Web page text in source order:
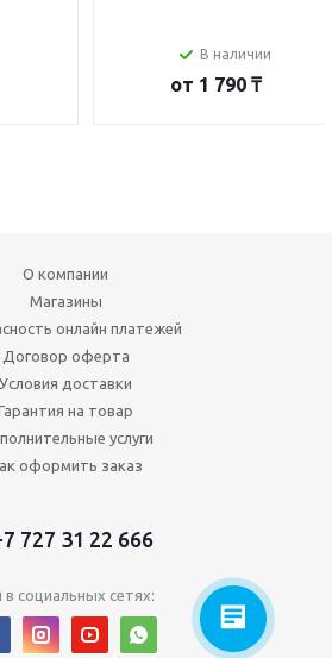
В наличии
от 1 790 ₸
О компании
Магазины
онлайн платежей
Договор оферта
Условия доставки
на товар
услуги
оформить заказ
727 31 22 666
социальных сетях: